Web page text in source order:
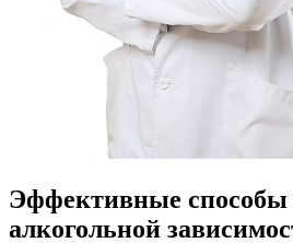
Эффективные способы
алкогольной